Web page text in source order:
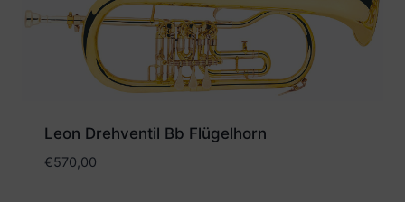
Leon Drehventil Bb Flügelhorn
€570,00